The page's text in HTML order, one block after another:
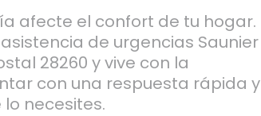
afecte el confort de tu hogar.
de urgencias Saunier
28260 y vive con la
con una respuesta rápida y
necesites.